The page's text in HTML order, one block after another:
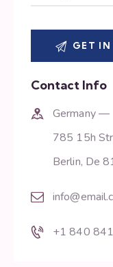
Contact Info
Germany —
785 15h
Berlin, De
+1 840